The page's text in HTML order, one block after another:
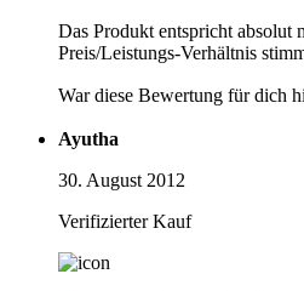
Das Produkt entspricht absolut
Preis/Leistungs-Verhältnis
War diese Bewertung für dich
Ayutha
30. August 2012
Verifizierter Kauf